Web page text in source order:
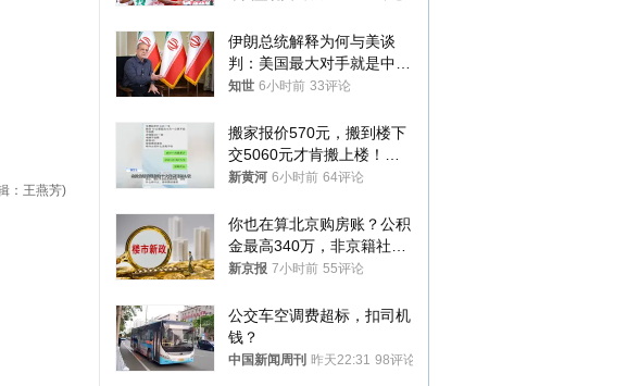
：王燕芳)
伊朗总统解释为何与美谈
判：美国最大对手就是中
国，但他们也在对话
知世 6小时前 33评论
搬家报价570元，搬到楼下
交5060元才肯搬上楼！女
子傻眼了……
新黄河 6小时前 64评论
你也在算北京购房账？公积
金最高340万，非京籍社保
1年
新京报 7小时前 55评论
公交车空调费超标，扣司机
钱？
中国新闻周刊 昨天22:31 98评论